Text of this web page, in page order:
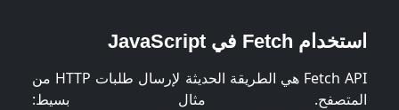
استخدام Fetch في JavaScript
Fetch API هي الطريقة الحديثة لإرسال طلبات HTTP من
المتصفح. مثال بسيط: